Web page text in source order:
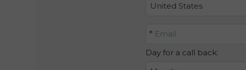
United States
Email
Day for a call back: